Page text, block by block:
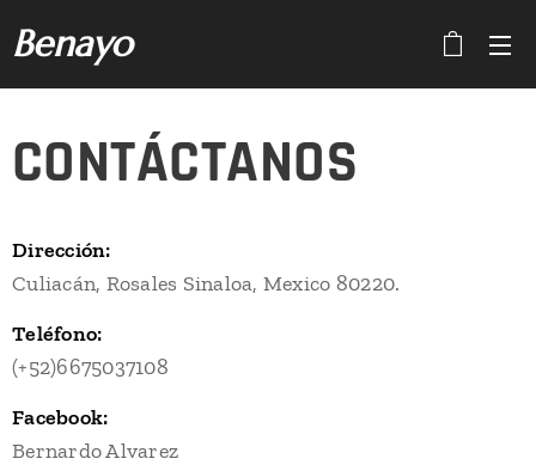
Benayo
CONTÁCTANOS
Dirección:
Culiacán, Rosales Sinaloa, Mexico 80220.
Teléfono:
(+52)6675037108
Facebook:
Bernardo Alvarez